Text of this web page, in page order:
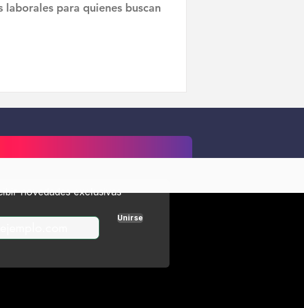
para quienes buscan
novedades exclusivas
Unirse